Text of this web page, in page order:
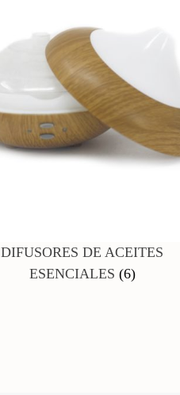
DIFUSORES DE ACEITES
ESENCIALES (6)